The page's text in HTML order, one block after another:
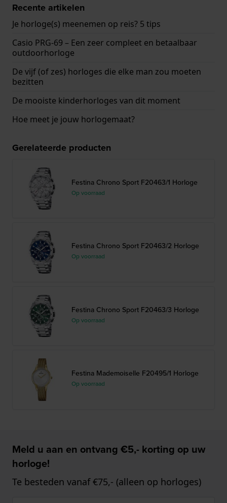
Recente artikelen
Je horloge(s) meenemen op reis? 5 tips
Casio PRG-69 – Een zeer compleet en betaalbaar
outdoorhorloge
De vijf (of zes) horloges die elke man zou moeten
bezitten
De mooiste kinderhorloges van dit moment
Hoe meet je jouw horlogemaat?
Gerelateerde producten
Festina Chrono Sport F20463/1 Horloge
Op voorraad
Festina Chrono Sport F20463/2 Horloge
Op voorraad
Festina Chrono Sport F20463/3 Horloge
Op voorraad
Festina Mademoiselle F20495/1 Horloge
Op voorraad
Meld u aan en ontvang €5,- korting op uw
horloge!
Te besteden vanaf €75,- (alleen op horloges)